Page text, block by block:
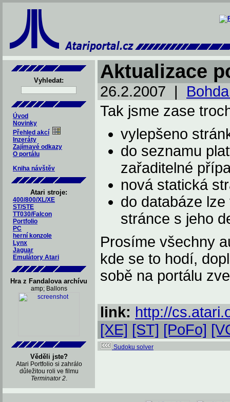
Vyhledat:
Úvod
Novinky
Přehled akcí
Inzeráty
Zajímavé odkazy
O portálu
Kniha návštěv
Atari stroje:
400/800/XL/XE
ST/STE
TT030/Falcon
Portfolio
PC
herní konzole
Lynx
Jaguar
Emulátory Atari
Hra z Fandalova archívu
amp; Ballons
Věděli jste?
Atari Portfolio si zahrálo
důležitou roli ve filmu
Terminator 2.
Aktualizace
26.2.2007 |
Tak jsme zase
vylepšeno
do seznamu
zařaditelné
nová statická
do databáze
stránce s jeho
Prosíme všechny
kde se to hodí,
sobě na portálu
link: http://
[XE] [ST] [PoFo]
Sudoku solver